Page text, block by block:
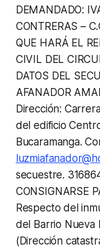
DEMANDADO:
CONTRERAS –
QUE HARÁ EL
CIVIL DEL
DATOS DEL
AFANADOR
Dirección:
del edificio
Bucaramanga.
secuestre.
CONSIGNARSE
Respecto del
del Barrio Nueva
(Dirección